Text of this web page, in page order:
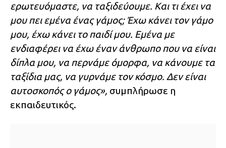
ερωτευόμαστε, να ταξιδεύουμε. Και τι έχει να
μου πει εμένα ένας γάμος; Έχω κάνει τον γάμο
μου, έχω κάνει το παιδί μου. Εμένα με
ενδιαφέρει να έχω έναν άνθρωπο που να είναι
δίπλα μου, να περνάμε όμορφα, να κάνουμε τα
ταξίδια μας, να γυρνάμε τον κόσμο. Δεν είναι
αυτοσκοπός ο γάμος», συμπλήρωσε η
εκπαιδευτικός.